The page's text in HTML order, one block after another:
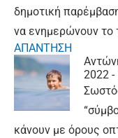
δημοτική
να ενημερώνουν το
ΑΠΑΝΤΗΣΗ
2022 -
κάνουν με όρους